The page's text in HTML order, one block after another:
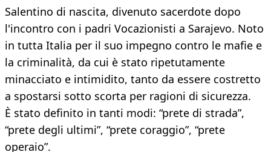
Salentino di nascita, divenuto sacerdote dopo
l'incontro con i padri Vocazionisti a Sarajevo. Noto
in tutta Italia per il suo impegno contro le mafie e
la criminalità, da cui è stato ripetutamente
minacciato e intimidito, tanto da essere costretto
a spostarsi sotto scorta per ragioni di sicurezza.
È stato definito in tanti modi: “prete di strada”,
“prete degli ultimi”, “prete coraggio”, “prete
operaio”.